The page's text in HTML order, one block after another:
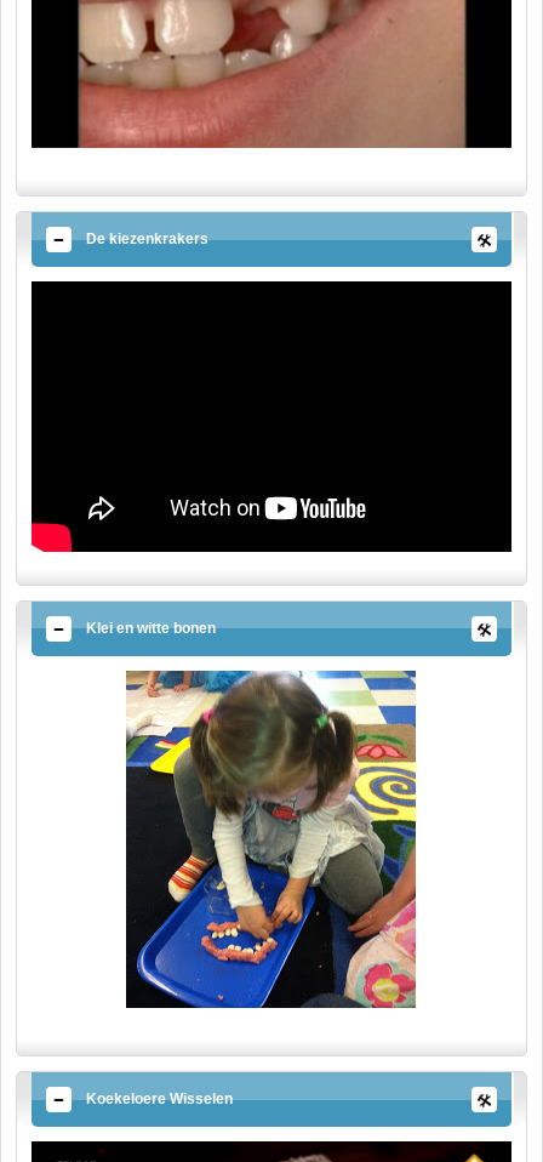
De kiezenkrakers
Klei en witte bonen
Koekeloere Wisselen